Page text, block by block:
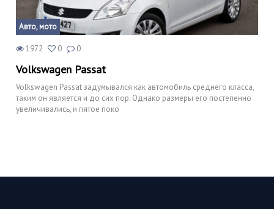
Авто, мото
1972 0 0
Volkswagen Passat
Volkswagen Passat задумывался как автомобиль среднего класса,
таким он является и до сих пор. Однако размеры его постепенно
увеличивались, и пятое поко